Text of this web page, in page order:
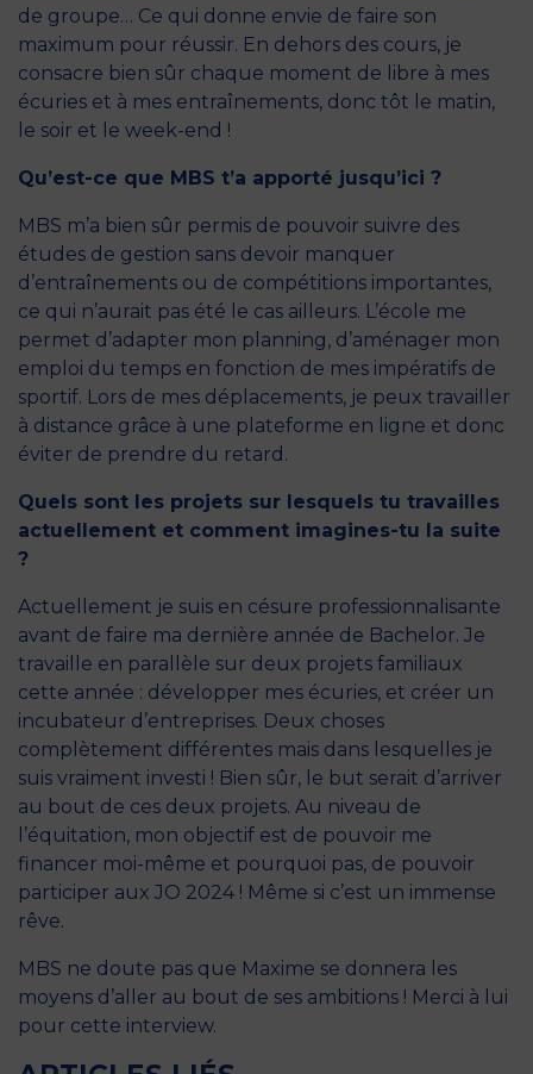
de groupe… Ce qui donne envie de faire son
maximum pour réussir. En dehors des cours, je
consacre bien sûr chaque moment de libre à mes
écuries et à mes entraînements, donc tôt le matin,
le soir et le week-end !
Qu’est-ce que MBS t’a apporté jusqu’ici ?
MBS m’a bien sûr permis de pouvoir suivre des
études de gestion sans devoir manquer
d’entraînements ou de compétitions importantes,
ce qui n’aurait pas été le cas ailleurs. L’école me
permet d’adapter mon planning, d’aménager mon
emploi du temps en fonction de mes impératifs de
sportif. Lors de mes déplacements, je peux travailler
à distance grâce à une plateforme en ligne et donc
éviter de prendre du retard.
Quels sont les projets sur lesquels tu travailles
actuellement et comment imagines-tu la suite
?
Actuellement je suis en césure professionnalisante
avant de faire ma dernière année de Bachelor. Je
travaille en parallèle sur deux projets familiaux
cette année : développer mes écuries, et créer un
incubateur d’entreprises. Deux choses
complètement différentes mais dans lesquelles je
suis vraiment investi ! Bien sûr, le but serait d’arriver
au bout de ces deux projets. Au niveau de
l’équitation, mon objectif est de pouvoir me
financer moi-même et pourquoi pas, de pouvoir
participer aux JO 2024 ! Même si c’est un immense
rêve.
MBS ne doute pas que Maxime se donnera les
moyens d’aller au bout de ses ambitions ! Merci à lui
pour cette interview.